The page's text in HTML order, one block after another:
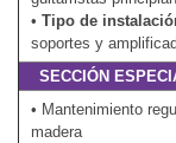
• Tipo de
soportes y
SECCIÓN
• Mantenimiento
madera